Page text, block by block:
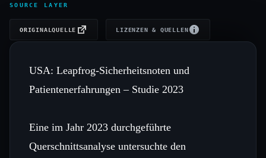
SOURCE LAYER
ORIGINALQUELLE LIZENZEN & QUELLEN
USA: Leapfrog‑Sicherheitsnoten und
Patientenerfahrungen – Studie 2023
Eine im Jahr 2023 durchgeführte
Querschnittsanalyse untersuchte den